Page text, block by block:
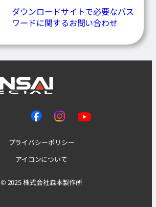
ダウンロードサイトで必要なパス
ワードに関するお問い合わせ
プライバシーポリシー
アイコンについて
© 2025 株式会社森本製作所